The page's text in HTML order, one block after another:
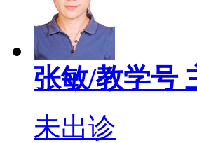
张敏/教学号
未出诊